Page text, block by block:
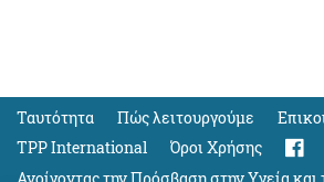
Ταυτότητα Πώς λειτουργούμε
TPP International
Όροι Χρήσης